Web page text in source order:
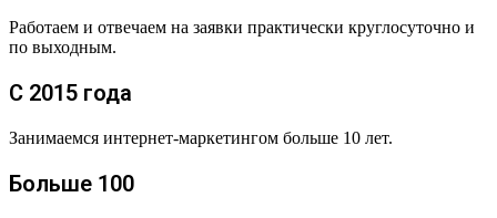
Работаем и отвечаем на заявки практически круглосуточно и
по выходным.
С 2015 года
Занимаемся интернет-маркетингом больше 10 лет.
Больше 100